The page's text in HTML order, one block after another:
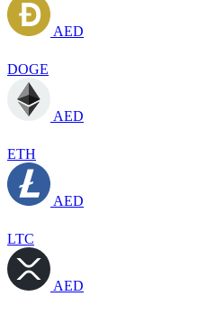
AED
DOGE
AED
ETH
AED
LTC
AED